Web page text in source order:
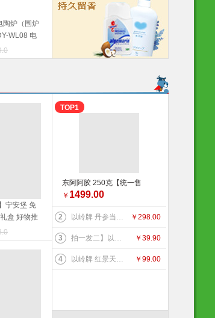
陶炉（围炉
WL08 电
换新季 野
活家居
宁安堡 免
盒 好物推
TOP1
东阿阿胶 250克【统一售
价】滋补
￥ 1499.00
2 以岭牌 丹参当归葡萄籽胶囊 90粒 ￥ 298.00
3 拍一发二】以岭 金丝皇菊（代用茶）4.2克(7包） ￥ 39.90
4 以岭牌 红景天葛根胶囊 38.7g(0.43g×90粒) 提高缺氧耐受力 ￥ 99.00